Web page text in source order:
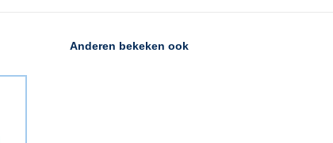
Anderen bekeken ook